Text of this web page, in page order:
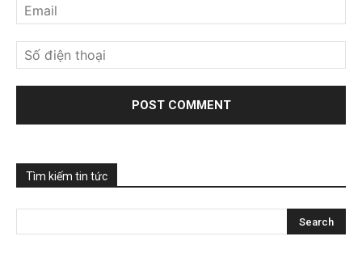
Tìm kiếm tin tức